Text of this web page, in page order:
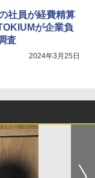
社員が経費精算
が企業負
査
2024年3月25日